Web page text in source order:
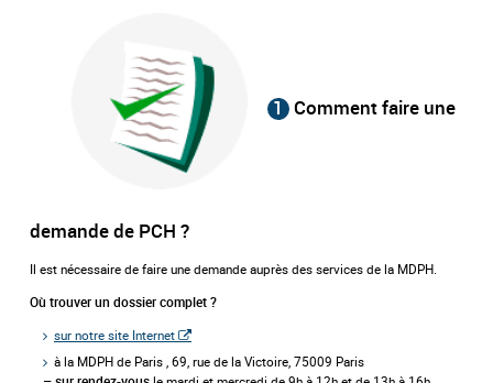
1 Comment faire une
demande de PCH ?
Il est nécessaire de faire une demande auprès des services de la MDPH.
Où trouver un dossier complet ?
sur notre site Internet
à la MDPH de Paris , 69, rue de la Victoire, 75009 Paris